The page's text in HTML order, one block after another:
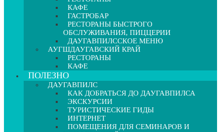
КАФЕ
ГАСТРОБАР
РЕСТОРАНЫ БЫСТРОГО
ОБСЛУЖИВАНИЯ, ПИЦЦЕРИИ
ДАУГАВПИЛССКОЕ МЕНЮ
АУГШДАУГАВСКИЙ КРАЙ
РЕСТОРАНЫ
КАФЕ
ПОЛЕЗНО
ДАУГАВПИЛС
КАК ДОБРАТЬСЯ ДО ДАУГАВПИЛСА
ЭКСКУРСИИ
ТУРИСТИЧЕСКИЕ ГИДЫ
ИНТЕРНЕТ
ПОМЕЩЕНИЯ ДЛЯ СЕМИНАРОВ И